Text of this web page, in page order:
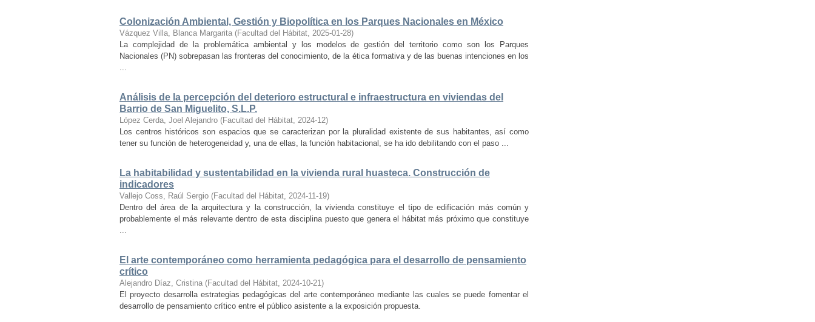
Colonización Ambiental, Gestión y Biopolítica en los Parques Nacionales en México
Vázquez Villa, Blanca Margarita (Facultad del Hábitat, 2025-01-28)
La complejidad de la problemática ambiental y los modelos de gestión del territorio como son los Parques
Nacionales (PN) sobrepasan las fronteras del conocimiento, de la ética formativa y de las buenas intenciones en los
...
Análisis de la percepción del deterioro estructural e infraestructura en viviendas del
Barrio de San Miguelito, S.L.P.
López Cerda, Joel Alejandro (Facultad del Hábitat, 2024-12)
Los centros históricos son espacios que se caracterizan por la pluralidad existente de sus habitantes, así como
tener su función de heterogeneidad y, una de ellas, la función habitacional, se ha ido debilitando con el paso ...
La habitabilidad y sustentabilidad en la vivienda rural huasteca. Construcción de
indicadores
Vallejo Coss, Raúl Sergio (Facultad del Hábitat, 2024-11-19)
Dentro del área de la arquitectura y la construcción, la vivienda constituye el tipo de edificación más común y
probablemente el más relevante dentro de esta disciplina puesto que genera el hábitat más próximo que constituye
...
El arte contemporáneo como herramienta pedagógica para el desarrollo de pensamiento
crítico
Alejandro Díaz, Cristina (Facultad del Hábitat, 2024-10-21)
El proyecto desarrolla estrategias pedagógicas del arte contemporáneo mediante las cuales se puede fomentar el
desarrollo de pensamiento crítico entre el público asistente a la exposición propuesta.